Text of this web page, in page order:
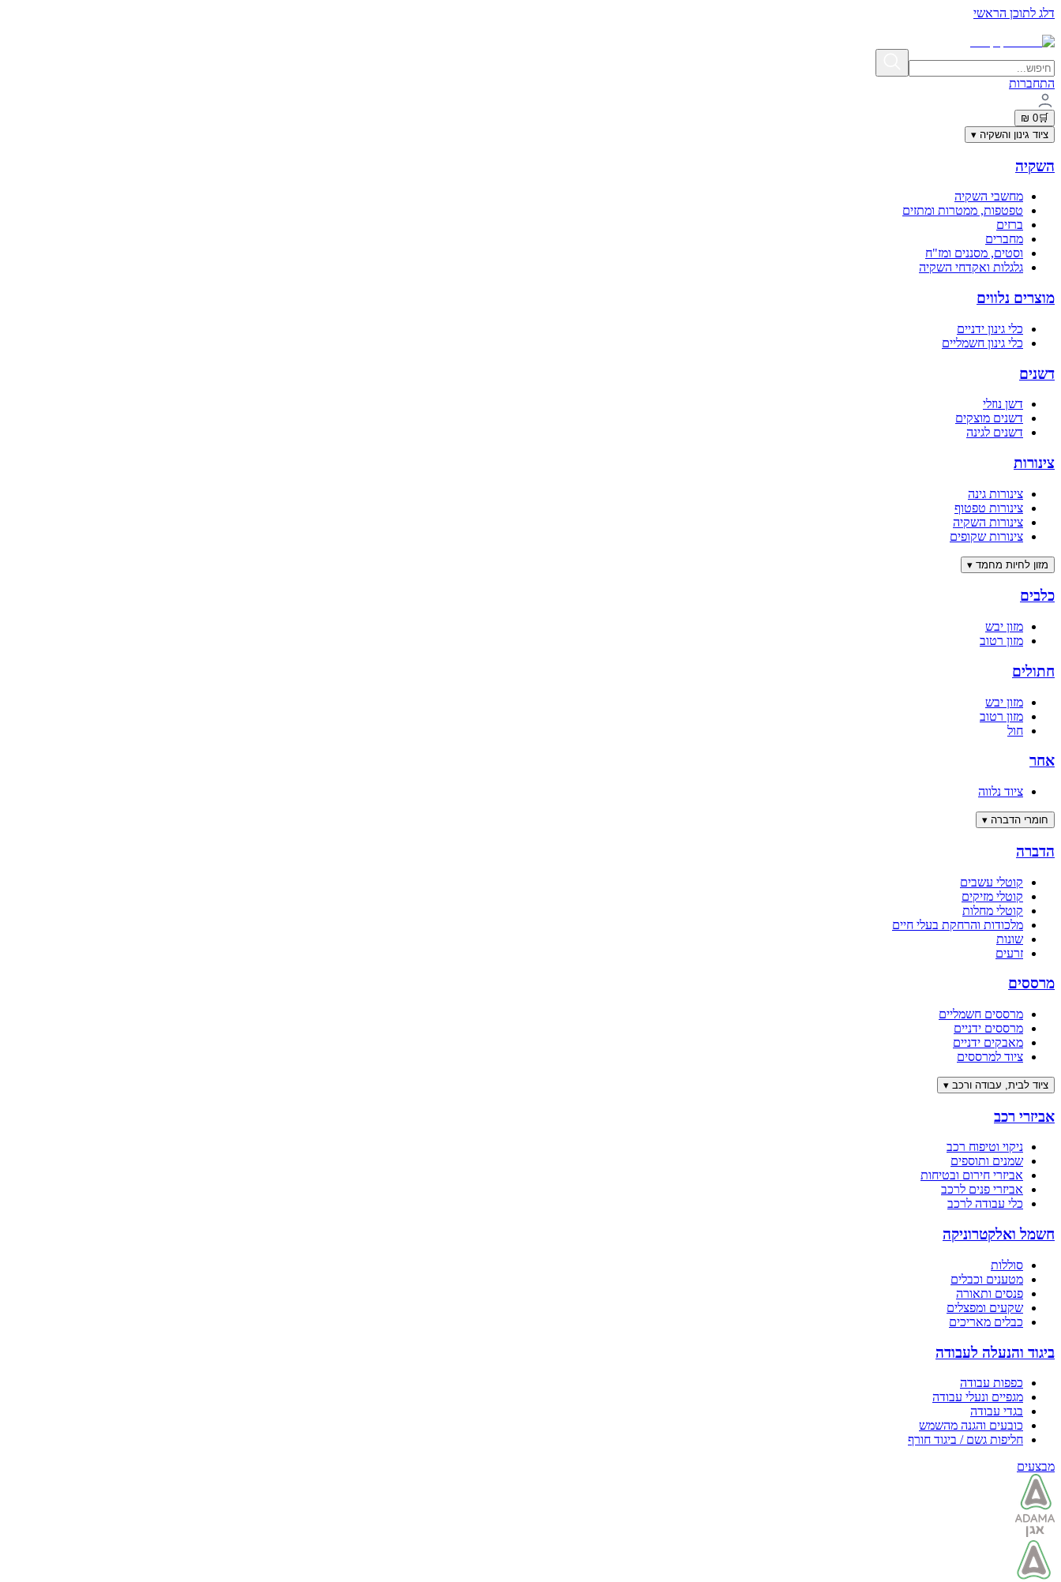
דלג לתוכן הראשי
התחברות
🛒
0 ₪
ציוד גינון והשקיה ▾
השקיה
מחשבי השקיה
טפטפות, ממטרות ומתזים
ברזים
מחברים
וסטים, מסננים ומז"ח
גלגלות ואקדחי השקיה
מוצרים נלווים
כלי גינון ידניים
כלי גינון חשמליים
דשנים
דשן נוזלי
דשנים מוצקים
דשנים לגינה
צינורות
צינורות גינה
צינורות טפטוף
צינורות השקיה
צינורות שקופים
מזון לחיות מחמד ▾
כלבים
מזון יבש
מזון רטוב
חתולים
מזון יבש
מזון רטוב
חול
אחר
ציוד נלווה
חומרי הדברה ▾
הדברה
קוטלי עשבים
קוטלי מזיקים
קוטלי מחלות
מלכודות והרחקת בעלי חיים
שונות
זרעים
מרססים
מרססים חשמליים
מרססים ידניים
מאבקים ידניים
ציוד למרססים
ציוד לבית, עבודה ורכב ▾
אביזרי רכב
ניקוי וטיפוח רכב
שמנים ותוספים
אביזרי חירום ובטיחות
אביזרי פנים לרכב
כלי עבודה לרכב
חשמל ואלקטרוניקה
סוללות
מטענים וכבלים
פנסים ותאורה
שקעים ומפצלים
כבלים מאריכים
ביגוד והנעלה לעבודה
כפפות עבודה
מגפיים ונעלי עבודה
בגדי עבודה
כובעים והגנה מהשמש
חליפות גשם / ביגוד חורף
מבצעים